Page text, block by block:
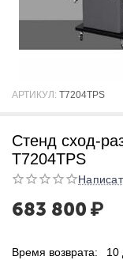
АРТИКУЛ: T7204TPS
Стенд сход-
T7204TPS
683 800 ₽
Время возврата: 10